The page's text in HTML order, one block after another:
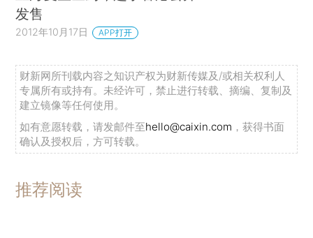
发售
2012年10月17日 APP打开
财新网所刊载内容之知识产权为财新传媒及/或相关权利人
专属所有或持有。未经许可，禁止进行转载、摘编、复制及
建立镜像等任何使用。
如有意愿转载，请发邮件至hello@caixin.com ，获得书面
确认及授权后，方可转载。
推荐阅读